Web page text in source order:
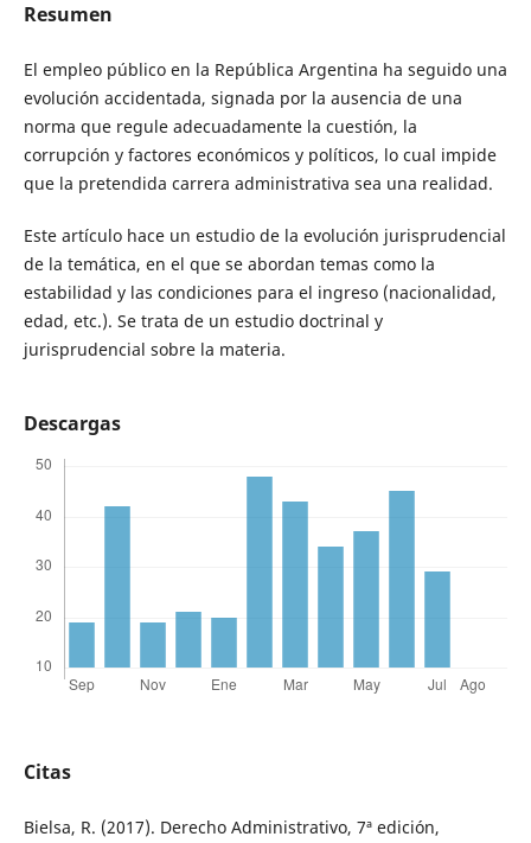
Resumen
El empleo público en la República Argentina ha seguido una
evolución accidentada, signada por la ausencia de una
norma que regule adecuadamente la cuestión, la
corrupción y factores económicos y políticos, lo cual impide
que la pretendida carrera administrativa sea una realidad.
Este artículo hace un estudio de la evolución jurisprudencial
de la temática, en el que se abordan temas como la
estabilidad y las condiciones para el ingreso (nacionalidad,
edad, etc.). Se trata de un estudio doctrinal y
jurisprudencial sobre la materia.
Descargas
Citas
Bielsa, R. (2017). Derecho Administrativo, 7ª edición,